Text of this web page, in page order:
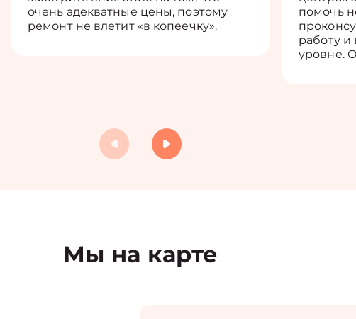
очень адекватные цены, поэтому
ремонт не влетит «в копеечку».
помочь
работу
уровне.
Мы на карте